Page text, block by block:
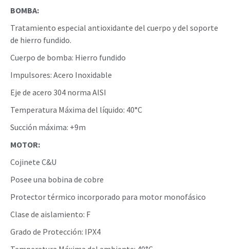
BOMBA:
Tratamiento especial antioxidante del cuerpo y del soporte
de hierro fundido.
Cuerpo de bomba: Hierro fundido
Impulsores: Acero Inoxidable
Eje de acero 304 norma AISI
Temperatura Máxima del líquido: 40°C
Succión máxima: +9m
MOTOR:
Cojinete C&U
Posee una bobina de cobre
Protector térmico incorporado para motor monofásico
Clase de aislamiento: F
Grado de Protección: IPX4